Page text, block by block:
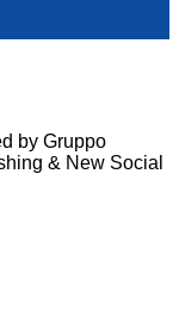
by Gruppo
& New Social